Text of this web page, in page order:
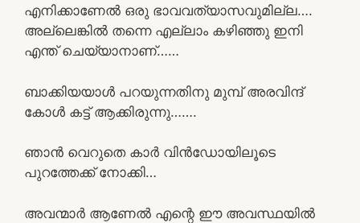
എനിക്കാണേൽ ഒരു ഭാവവത്യാസവുമില്ല….
അല്ലെങ്കിൽ തന്നെ എല്ലാം കഴിഞ്ഞു ഇനി
എന്ത് ചെയ്യാനാണ്……
ബാക്കിയയാൾ പറയുന്നതിനു മുമ്പ് അരവിന്ദ്
കോൾ കട്ട് ആക്കിരുന്നു…….
ഞാൻ വെറുതെ കാർ വിൻഡോയിലൂടെ
പുറത്തേക്ക് നോക്കി…
അവന്മാർ ആണേൽ എന്റെ ഈ അവസ്ഥയിൽ